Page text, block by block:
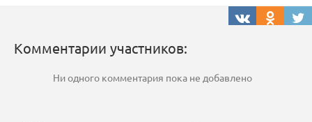
Комментарии участников:
Ни одного комментария пока не добавлено